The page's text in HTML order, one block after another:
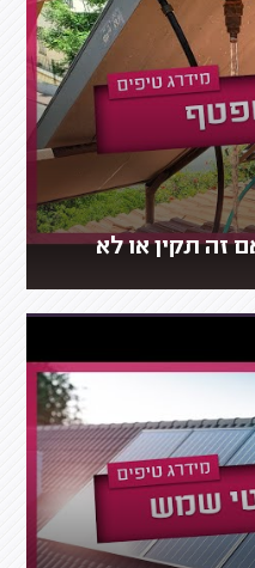
זה תקין או לא